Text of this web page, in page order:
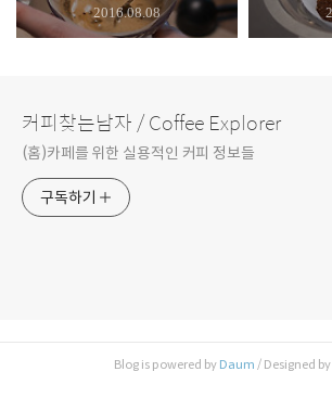
2016.08.08
커피찾는남자 / Coffee Explorer
(홈)카페를 위한 실용적인 커피 정보들
구독하기
Blog is powered by Daum / Designed by